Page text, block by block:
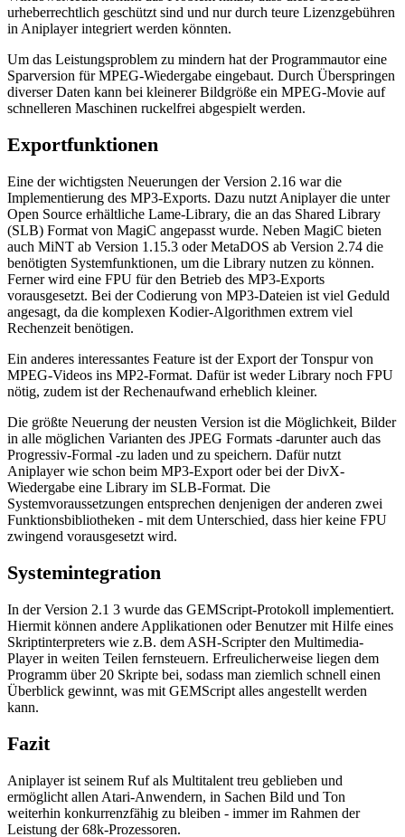
urheberrechtlich geschützt sind und nur durch teure Lizenzgebühren
in Aniplayer integriert werden könnten.
Um das Leistungsproblem zu mindern hat der Programmautor eine
Sparversion für MPEG-Wiedergabe eingebaut. Durch Überspringen
diverser Daten kann bei kleinerer Bildgröße ein MPEG-Movie auf
schnelleren Maschinen ruckelfrei abgespielt werden.
Exportfunktionen
Eine der wichtigsten Neuerungen der Version 2.16 war die
Implementierung des MP3-Exports. Dazu nutzt Aniplayer die unter
Open Source erhältliche Lame-Library, die an das Shared Library
(SLB) Format von MagiC angepasst wurde. Neben MagiC bieten
auch MiNT ab Version 1.15.3 oder MetaDOS ab Version 2.74 die
benötigten Systemfunktionen, um die Library nutzen zu können.
Ferner wird eine FPU für den Betrieb des MP3-Exports
vorausgesetzt. Bei der Codierung von MP3-Dateien ist viel Geduld
angesagt, da die komplexen Kodier-Algorithmen extrem viel
Rechenzeit benötigen.
Ein anderes interessantes Feature ist der Export der Tonspur von
MPEG-Videos ins MP2-Format. Dafür ist weder Library noch FPU
nötig, zudem ist der Rechenaufwand erheblich kleiner.
Die größte Neuerung der neusten Version ist die Möglichkeit, Bilder
in alle möglichen Varianten des JPEG Formats -darunter auch das
Progressiv-Formal -zu laden und zu speichern. Dafür nutzt
Aniplayer wie schon beim MP3-Export oder bei der DivX-
Wiedergabe eine Library im SLB-Format. Die
Systemvoraussetzungen entsprechen denjenigen der anderen zwei
Funktionsbibliotheken - mit dem Unterschied, dass hier keine FPU
zwingend vorausgesetzt wird.
Systemintegration
In der Version 2.1 3 wurde das GEMScript-Protokoll implementiert.
Hiermit können andere Applikationen oder Benutzer mit Hilfe eines
Skriptinterpreters wie z.B. dem ASH-Scripter den Multimedia-
Player in weiten Teilen fernsteuern. Erfreulicherweise liegen dem
Programm über 20 Skripte bei, sodass man ziemlich schnell einen
Überblick gewinnt, was mit GEMScript alles angestellt werden
kann.
Fazit
Aniplayer ist seinem Ruf als Multitalent treu geblieben und
ermöglicht allen Atari-Anwendern, in Sachen Bild und Ton
weiterhin konkurrenzfähig zu bleiben - immer im Rahmen der
Leistung der 68k-Prozessoren.